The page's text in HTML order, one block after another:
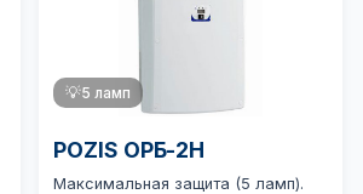
💡5 ламп
POZIS ОРБ-2Н
Максимальная защита (5 ламп).